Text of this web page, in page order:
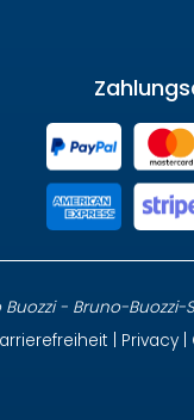
- Bruno-Buozzi-
Privacy